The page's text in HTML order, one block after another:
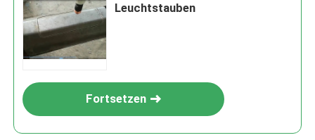
Leuchtstauben
Fortsetzen